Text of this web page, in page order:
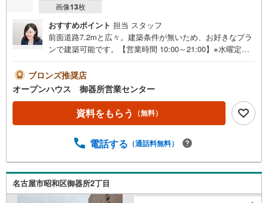
画像13枚
おすすめポイント 担当 スタッフ
前面道路7.2mと広々。建築条件が無いため、お好きなプラ
ンで建築可能です。【営業時間 10:00～21:00】※水曜定休
気軽にご連絡ください！現地を見学される場合は「室内・
現地を見学する（無料）」ボタンよりご希望の日時をご記
入いただけますとスムーズにご案内が可能です。◎現地の
ご案内について・平日や夜遅い時間帯もご案内が可能 ※定
休日を除く・経験豊富なスタッフが物件詳細を丁寧にご説
まで送迎します。・チャイルドシートのご用意ございま
という方も大歓迎です！年間8000棟以上の限定物件を発表
しているオープンハウスだから出会える物件が多数ござい
ブロンズ推奨店
オープンハウス 御器所営業センター
資料をもらう （無料）
電話する （通話料無料）
名古屋市昭和区御器所2丁目